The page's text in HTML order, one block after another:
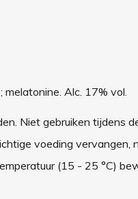
Alc. 17% vol.
Niet gebruiken tijdens
voeding vervangen,
(15 - 25 °C)